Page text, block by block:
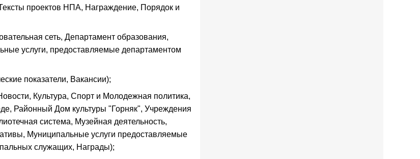
проектов НПА, Награждение, Порядок и
сеть, Департамент образования,
услуги, предоставляемые департаментом
показатели, Вакансии);
Культура, Спорт и Молодежная политика,
Районный Дом культуры "Горняк", Учреждения
система, Музейная деятельность,
Муниципальные услуги предоставляемые
служащих, Награды);